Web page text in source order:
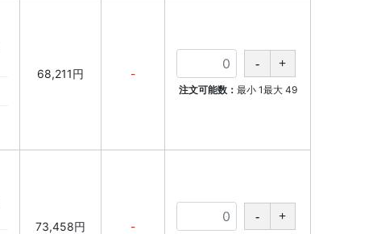
68,211円 -
注文可能数： 最小 1最大 49
73,458円 -